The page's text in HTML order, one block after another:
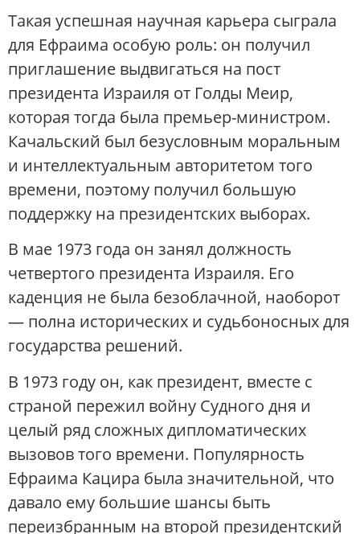
Такая успешная научная карьера сыграла
для Ефраима особую роль: он получил
приглашение выдвигаться на пост
президента Израиля от Голды Меир,
которая тогда была премьер-министром.
Качальский был безусловным моральным
и интеллектуальным авторитетом того
времени, поэтому получил большую
поддержку на президентских выборах.
В мае 1973 года он занял должность
четвертого президента Израиля. Его
каденция не была безоблачной, наоборот
— полна исторических и судьбоносных для
государства решений.
В 1973 году он, как президент, вместе с
страной пережил войну Судного дня и
целый ряд сложных дипломатических
вызовов того времени. Популярность
Ефраима Кацира была значительной, что
давало ему большие шансы быть
переизбранным на второй президентский